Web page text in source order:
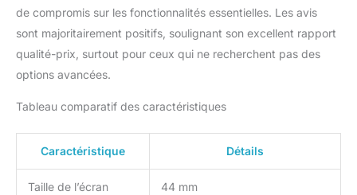
de compromis sur les fonctionnalités essentielles. Les avis
sont majoritairement positifs, soulignant son excellent rapport
qualité-prix, surtout pour ceux qui ne recherchent pas des
options avancées.
Tableau comparatif des caractéristiques
Caractéristique Détails
Taille de l’écran 44 mm